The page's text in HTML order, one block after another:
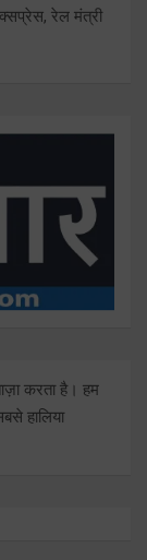
रेल मंत्री
करता है। हम
हालिया